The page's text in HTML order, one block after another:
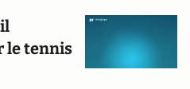
le tennis